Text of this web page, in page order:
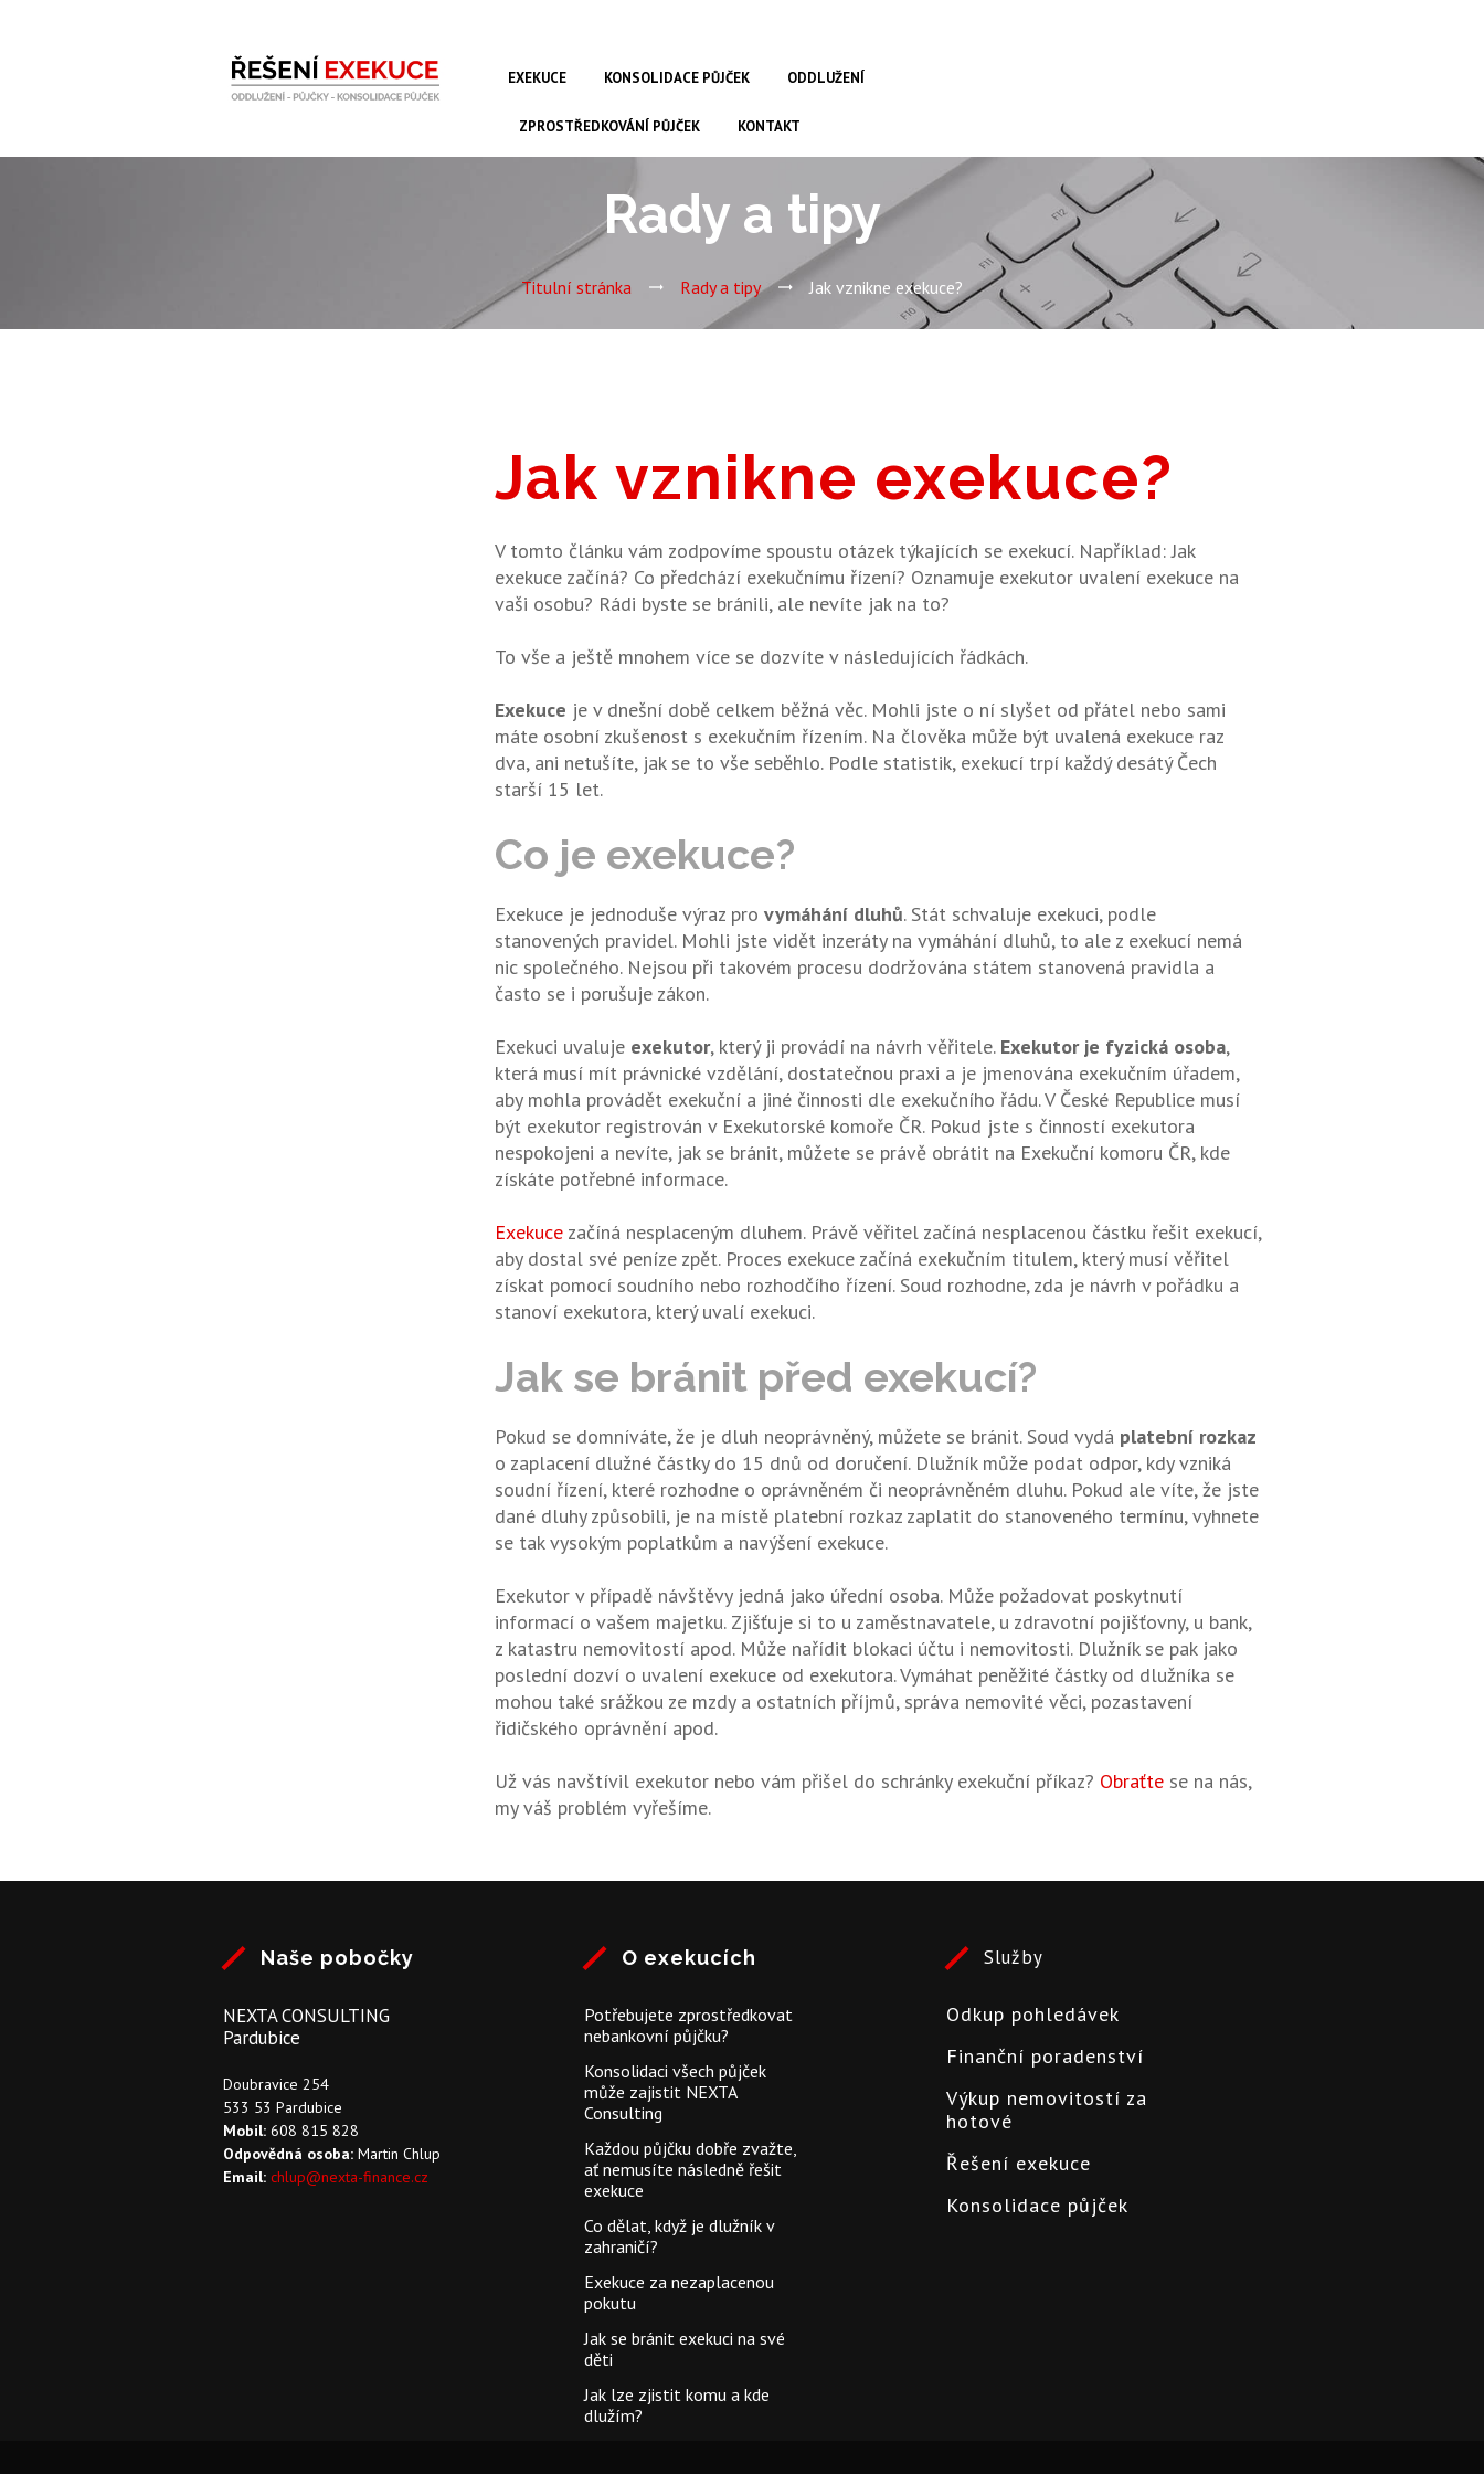
EXEKUCE KONSOLIDACE PŮJČEK ODDLUŽENÍ
ZPROSTŘEDKOVÁNÍ PŮJČEK KONTAKT
Rady a tipy
Titulní stránka Rady a tipy Jak vznikne exekuce?
Jak vznikne exekuce?
V tomto článku vám zodpovíme spoustu otázek týkajících se exekucí. Například: Jak
exekuce začíná? Co předchází exekučnímu řízení? Oznamuje exekutor uvalení exekuce na
vaši osobu? Rádi byste se bránili, ale nevíte jak na to?
To vše a ještě mnohem více se dozvíte v následujících řádkách.
Exekuce je v dnešní době celkem běžná věc. Mohli jste o ní slyšet od přátel nebo sami
máte osobní zkušenost s exekučním řízením. Na člověka může být uvalená exekuce raz
dva, ani netušíte, jak se to vše seběhlo. Podle statistik, exekucí trpí každý desátý Čech
starší 15 let.
Co je exekuce?
Exekuce je jednoduše výraz pro vymáhání dluhů. Stát schvaluje exekuci, podle
stanovených pravidel. Mohli jste vidět inzeráty na vymáhání dluhů, to ale z exekucí nemá
nic společného. Nejsou při takovém procesu dodržována státem stanovená pravidla a
často se i porušuje zákon.
Exekuci uvaluje exekutor, který ji provádí na návrh věřitele. Exekutor je fyzická osoba,
která musí mít právnické vzdělání, dostatečnou praxi a je jmenována exekučním úřadem,
aby mohla provádět exekuční a jiné činnosti dle exekučního řádu. V České Republice musí
být exekutor registrován v Exekutorské komoře ČR. Pokud jste s činností exekutora
nespokojeni a nevíte, jak se bránit, můžete se právě obrátit na Exekuční komoru ČR, kde
získáte potřebné informace.
Exekucezačíná nesplaceným dluhem. Právě věřitel začíná nesplacenou částku řešit exekucí,
aby dostal své peníze zpět. Proces exekuce začíná exekučním titulem, který musí věřitel
získat pomocí soudního nebo rozhodčího řízení. Soud rozhodne, zda je návrh v pořádku a
stanoví exekutora, který uvalí exekuci.
Jak se bránit před exekucí?
Pokud se domníváte, že je dluh neoprávněný, můžete se bránit. Soud vydá platební rozkaz
o zaplacení dlužné částky do 15 dnů od doručení. Dlužník může podat odpor, kdy vzniká
soudní řízení, které rozhodne o oprávněném či neoprávněném dluhu. Pokud ale víte, že jste
dané dluhy způsobili, je na místě platební rozkaz zaplatit do stanoveného termínu, vyhnete
se tak vysokým poplatkům a navýšení exekuce.
Exekutor v případě návštěvy jedná jako úřední osoba. Může požadovat poskytnutí
informací o vašem majetku. Zjišťuje si to u zaměstnavatele, u zdravotní pojišťovny, u bank,
z katastru nemovitostí apod. Může nařídit blokaci účtu i nemovitosti. Dlužník se pak jako
poslední dozví o uvalení exekuce od exekutora. Vymáhat peněžité částky od dlužníka se
mohou také srážkou ze mzdy a ostatních příjmů, správa nemovité věci, pozastavení
řidičského oprávnění apod.
Už vás navštívil exekutor nebo vám přišel do schránky exekuční příkaz? Obraťtese na nás,
my váš problém vyřešíme.
Naše pobočky
NEXTACONSULTING
Pardubice
Doubravice 254
533 53 Pardubice
Mobil: 608 815 828
Odpovědná osoba: Martin Chlup
Email: chlup@nexta-finance.cz
O exekucích
Potřebujete zprostředkovat
nebankovní půjčku?
Konsolidaci všech půjček
může zajistit NEXTA
Consulting
Každou půjčku dobře zvažte,
ať nemusíte následně řešit
exekuce
Co dělat, když je dlužník v
zahraničí?
Exekuce za nezaplacenou
pokutu
Jak se bránit exekuci na své
děti
Jak lze zjistit komu a kde
dlužím?
Služby
Odkup pohledávek
Finanční poradenství
Výkup nemovitostí za
hotové
Řešení exekuce
Konsolidace půjček